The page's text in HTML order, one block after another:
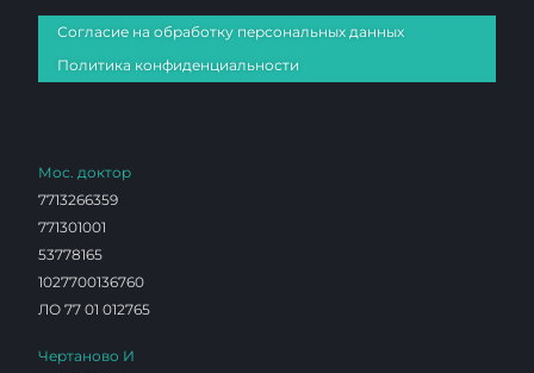
Согласие на обработку персональных данных
Политика конфиденциальности
Мос. доктор
7713266359
771301001
53778165
1027700136760
ЛО 77 01 012765
Чертаново И